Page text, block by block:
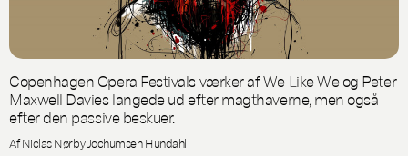
Copenhagen Opera Festivals værker af We Like We og Peter
Maxwell Davies langede ud efter magthaverne, men også
efter den passive beskuer.
Af Niclas Nørby Jochumsen Hundahl